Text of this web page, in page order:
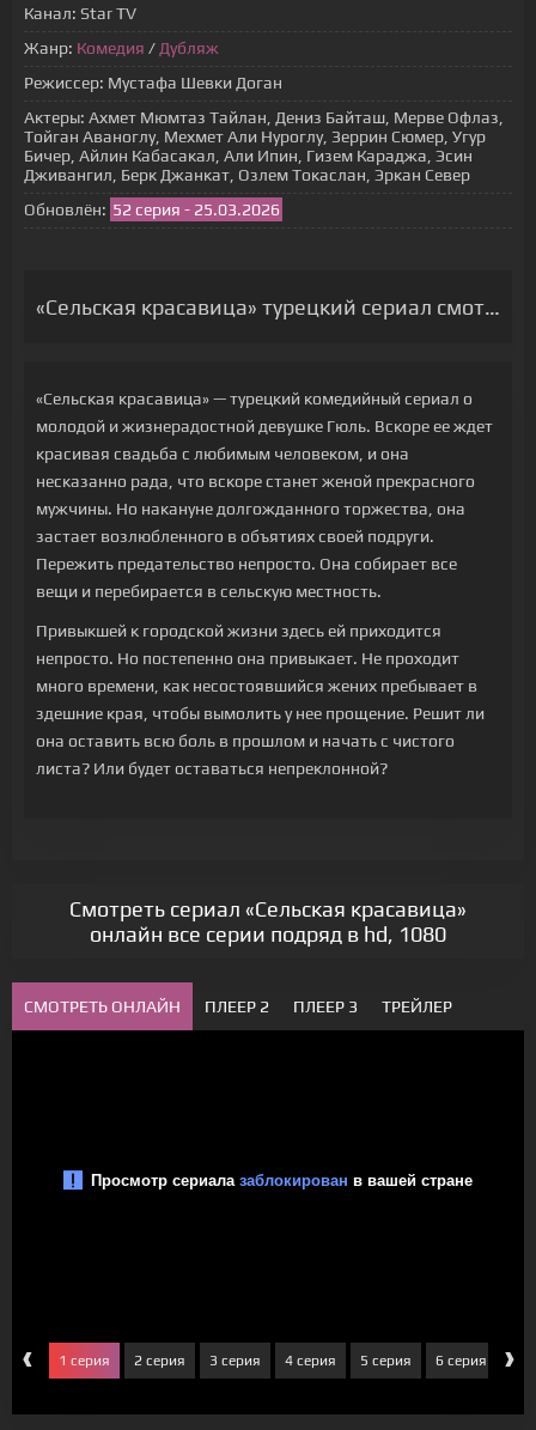
Канал: Star TV
Жанр: Комедия / Дубляж
Режиссер: Мустафа Шевки Доган
Актеры: Ахмет Мюмтаз Тайлан, Дениз Байташ, Мерве Офлаз,
Тойган Аваноглу, Мехмет Али Нуроглу, Зеррин Сюмер, Угур
Бичер, Айлин Кабасакал, Али Ипин, Гизем Караджа, Эсин
Дживангил, Берк Джанкат, Озлем Токаслан, Эркан Север
Обновлён: 52 серия - 25.03.2026
«Сельская красавица» турецкий сериал смотреть онлайн на русском
«Сельская красавица» — турецкий комедийный сериал о
молодой и жизнерадостной девушке Гюль. Вскоре ее ждет
красивая свадьба с любимым человеком, и она
несказанно рада, что вскоре станет женой прекрасного
мужчины. Но накануне долгожданного торжества, она
застает возлюбленного в объятиях своей подруги.
Пережить предательство непросто. Она собирает все
вещи и перебирается в сельскую местность.
Привыкшей к городской жизни здесь ей приходится
непросто. Но постепенно она привыкает. Не проходит
много времени, как несостоявшийся жених пребывает в
здешние края, чтобы вымолить у нее прощение. Решит ли
она оставить всю боль в прошлом и начать с чистого
листа? Или будет оставаться непреклонной?
Смотреть сериал «Сельская красавица»
онлайн все серии подряд в hd, 1080
СМОТРЕТЬ ОНЛАЙН ПЛЕЕР 2 ПЛЕЕР 3 ТРЕЙЛЕР
‹ 1 серия 2 серия 3 серия 4 серия 5 серия 6 серия 7
›